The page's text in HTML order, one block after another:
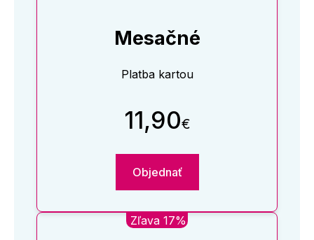
Mesačné
Platba kartou
11,90€
Objednať
Zľava 17%